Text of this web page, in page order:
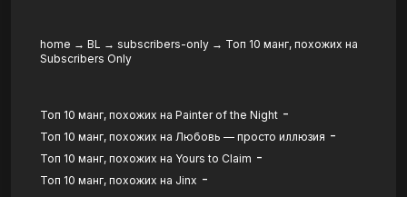
home → BL → subscribers-only → Топ 10 манг, похожих на
Subscribers Only
Топ 10 манг, похожих на Painter of the Night -
Топ 10 манг, похожих на Любовь — просто иллюзия -
Топ 10 манг, похожих на Yours to Claim -
Топ 10 манг, похожих на Jinx -